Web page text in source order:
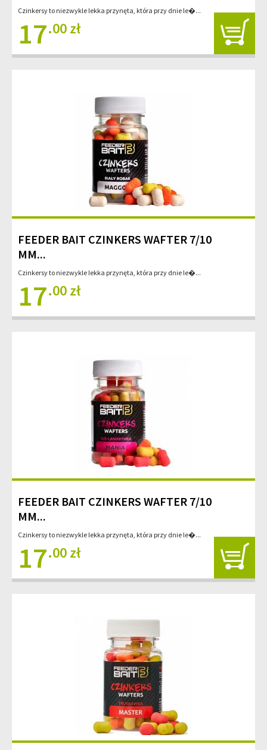
Czinkersy to niezwykle lekka przynęta, która przy dnie le�...
17.00 zł
FEEDER BAIT CZINKERS WAFTER 7/10
MM...
Czinkersy to niezwykle lekka przynęta, która przy dnie le�...
17.00 zł
FEEDER BAIT CZINKERS WAFTER 7/10
MM...
Czinkersy to niezwykle lekka przynęta, która przy dnie le�...
17.00 zł